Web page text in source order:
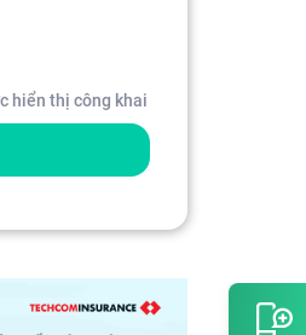
hiển thị công khai